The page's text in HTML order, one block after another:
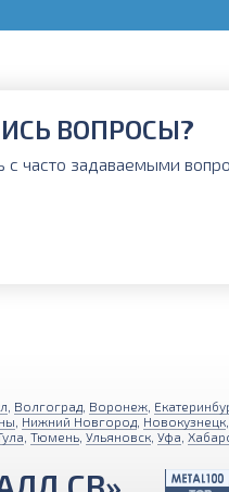
ВОПРОСЫ?
с часто задаваемыми
Волгоград Воронеж
Нижний Новгород Новокузнецк
Тюмень Ульяновск Уфа